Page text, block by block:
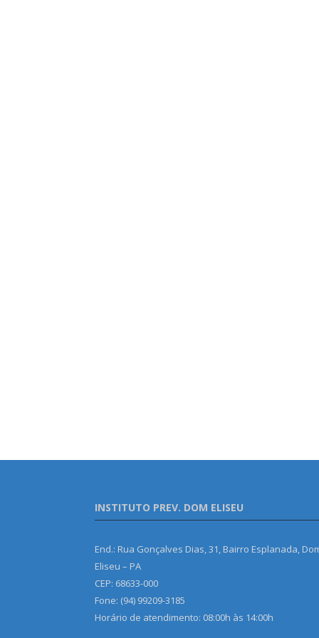
INSTITUTO PREV. DOM ELISEU
End.: Rua Gonçalves Dias, 31, Bairro Esplanada,
Eliseu – PA
CEP: 68633-000
Fone: (94) 99209-3185
Horário de atendimento: 08:00h às 14:00h